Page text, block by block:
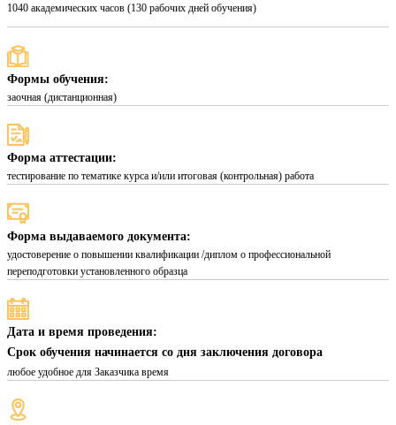
1040 академических часов (130 рабочих дней обучения)
Формы обучения:
заочная (дистанционная)
Форма аттестации:
тестирование по тематике курса и/или итоговая (контрольная) работа
Форма выдаваемого документа:
удостоверение о повышении квалификации /диплом о профессиональной
переподготовки установленного образца
Дата и время проведения:
Срок обучения начинается со дня заключения договора
любое удобное для Заказчика время